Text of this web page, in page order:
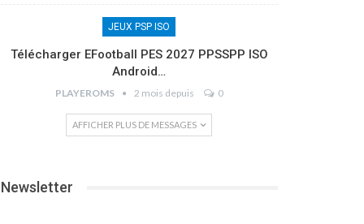
JEUX PSP ISO
Télécharger EFootball PES 2027 PPSSPP ISO
Android…
PLAYEROMS 2 mois depuis 0
AFFICHER PLUS DE MESSAGES
Newsletter